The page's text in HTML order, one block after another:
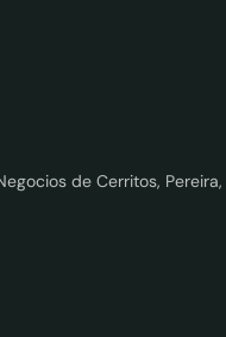
de Cerritos, Pereira,